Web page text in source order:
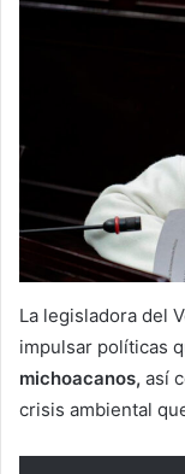
La legisladora del
impulsar políticas
michoacanos, así
crisis ambiental